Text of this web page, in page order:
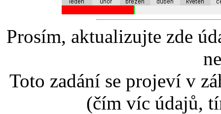
Prosím, aktualizujte zde
Toto zadání se projeví v
(čím víc údajů,